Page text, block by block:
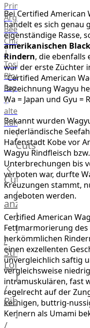
Prime
Argentina
Beef
Chianina
|
Toskana
Blonda
Espanola
|
alte
Kuh
Wagyu
Beef
Morgan
Ranch
Wagyu
Japanisches
Wagyu
Beef
Japanisches
Kobe
Wagyu
Australian
F1
Wagyu
Deutsches
Wagyu
Irish
Cuts
Cuts
Alle
anzeigen
Filet
Rumpsteak
/
Strip
Loin
Entrecote
/
Ribeye
Hüftsteak
/
Bei Certified American
handelt es sich genau
eigenständige Rasse,
amerikanischen
Rindern, die ebenfalls
war der erste Züchter
"Certified American
Bezeichnung Wagyu
Wa = Japan und Gyu =
Bekannt wurden
niederländische
Hafenstadt Kobe vor
Wagyu Rindfleisch
Unterbrechungen bis
verboten war, durfte
Kreuzungen stammt,
angeboten werden.
Certified American
Fettmarmorierung des
herkömmlichen
einen exzellenten
unvergleichlich saftig
vergleichsweise
intramuskulären, fast
regelrecht auf der
kernigen, buttrig-
Kennern als Umami